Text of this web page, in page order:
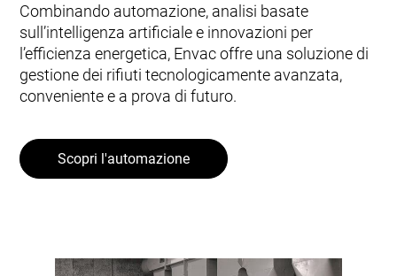
Combinando automazione, analisi basate
sull’intelligenza artificiale e innovazioni per
l’efficienza energetica, Envac offre una soluzione di
gestione dei rifiuti tecnologicamente avanzata,
conveniente e a prova di futuro.
Scopri l'automazione